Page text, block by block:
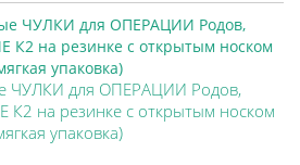
ЧУЛКИ для ОПЕРАЦИИ Родов,
на резинке с открытым носком
упаковка)